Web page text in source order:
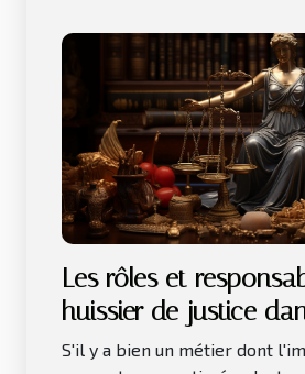
Les rôles et
huissier de justice
arrondissement de
S'il y a bien un métier dont